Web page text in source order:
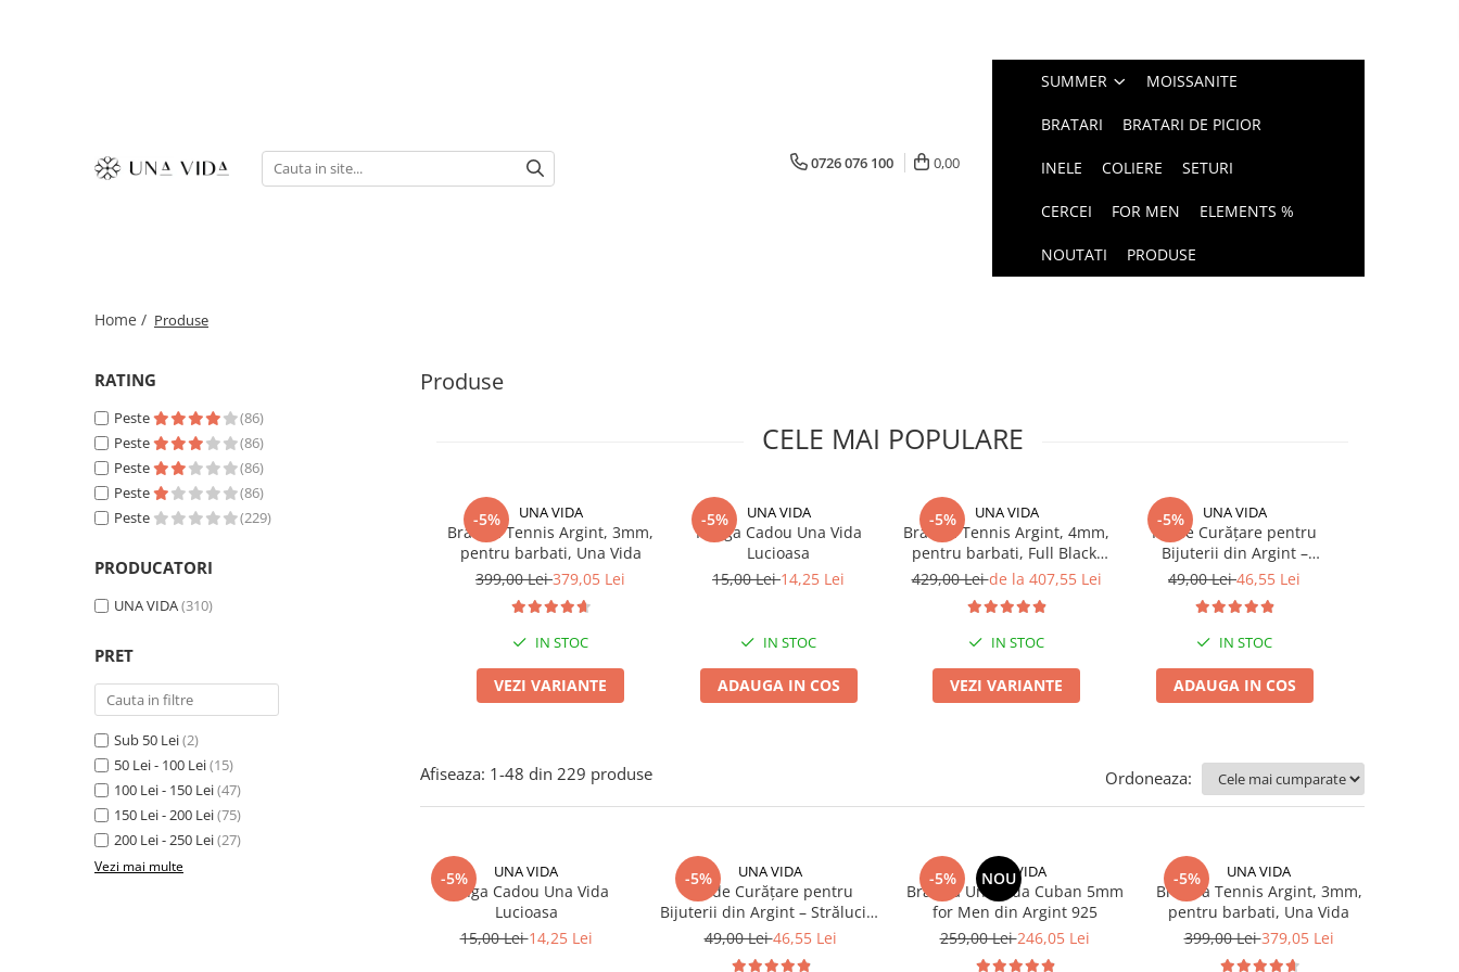
CADOURI sub 150 lei - EA
0726 076 100 0,00
SUMMER MOISSANITE
BRATARI BRATARI DE PICIOR
INELE COLIERE SETURI
CERCEI FOR MEN ELEMENTS %
NOUTATI PRODUSE
Home / Produse
Produse
RATING
Peste
(86)
Peste
(86)
Peste
(86)
Peste
(86)
Peste
(229)
PRODUCATORI
UNA VIDA(310)
PRET
Sub 50 Lei(2)
50 Lei - 100 Lei(15)
100 Lei - 150 Lei(47)
150 Lei - 200 Lei(75)
200 Lei - 250 Lei(27)
Vezi mai multe
CELE MAI POPULARE
-5% UNA VIDA
Bratara Tennis Argint, 3mm,
pentru barbati, Una Vida
399,00 Lei379,05 Lei
IN STOC
VEZI VARIANTE
-5% UNA VIDA
Punga Cadou Una Vida
Lucioasa
15,00 Lei14,25 Lei
IN STOC
ADAUGA IN COS
-5% UNA VIDA
Bratara Tennis Argint, 4mm,
pentru barbati, Full Black,
Una Vida
429,00 Leide la 407,55 Lei
IN STOC
VEZI VARIANTE
-5% UNA VIDA
Kit de Curățare pentru
Bijuterii din Argint –
Strălucire Instantanee!
49,00 Lei46,55 Lei
IN STOC
ADAUGA IN COS
Afiseaza: 1-48 din 229 produse Ordoneaza:
-5% UNA VIDA
Punga Cadou Una Vida
Lucioasa
15,00 Lei14,25 Lei
-5% UNA VIDA
Kit de Curățare pentru
Bijuterii din Argint – Strălucire
Instantanee!
49,00 Lei46,55 Lei
-5% NOU
UNA VIDA
Bratara Una Vida Cuban 5mm
for Men din Argint 925
259,00 Lei246,05 Lei
-5% UNA VIDA
Bratara Tennis Argint, 3mm,
pentru barbati, Una Vida
399,00 Lei379,05 Lei